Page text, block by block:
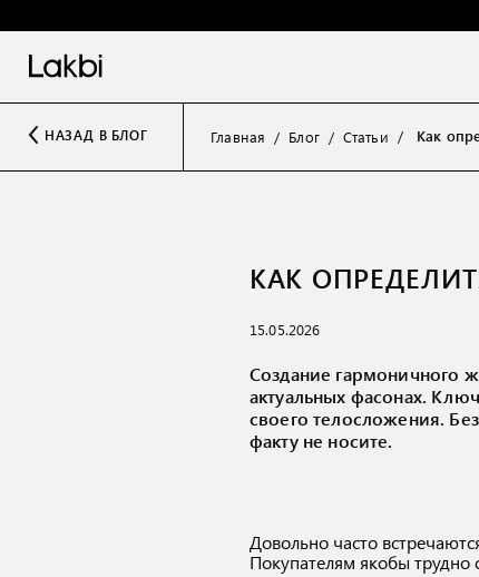
НАЗАД В БЛОГ Главная Блог Статьи Как
КАК
15.05.2026
Создание гармоничного
актуальных фасонах.
своего телосложения.
факту не носите.
Довольно часто
Покупателям якобы трудно